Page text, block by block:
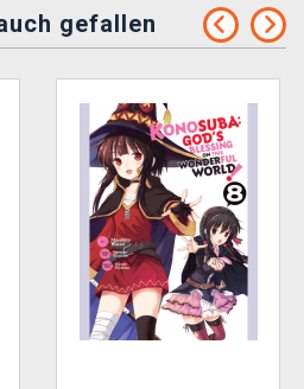
gefallen